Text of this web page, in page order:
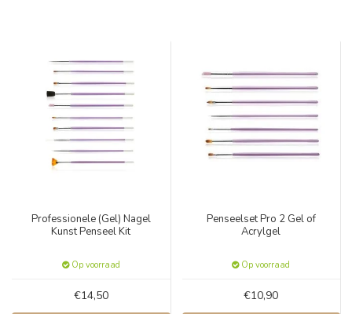
Professionele (Gel) Nagel
Kunst Penseel Kit
Op voorraad
€14,50
Penseelset Pro 2 Gel of
Acrylgel
Op voorraad
€10,90